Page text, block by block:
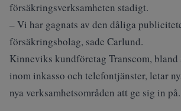
försäkringsverksamheten stadigt.
– Vi har gagnats av den dåliga
försäkringsbolag, sade Carlund.
Kinneviks kundföretag Transcom, bland
inom inkasso och telefontjänster, letar
nya verksamhetsområden att ge sig in på.